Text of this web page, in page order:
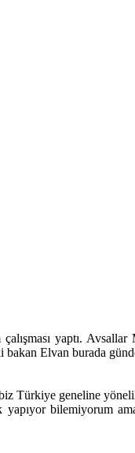
yaptı. Avsallar
Elvan burada
Türkiye geneline
yapıyor bilemiyorum